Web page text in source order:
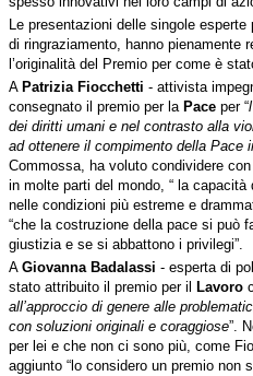
Le presentazioni delle singole
di ringraziamento, hanno pienamente
l’originalità del Premio per come è
A Patrizia Fiocchetti - attivista
consegnato il premio per la Pace per “
dei diritti umani e nel contrasto alla
ad ottenere il compimento della Pace
Commossa, ha voluto condividere
in molte parti del mondo, “ la
nelle condizioni più estreme e
“che la costruzione della pace si può
giustizia e se si abbattono i privilegi”.
A Giovanna Badalassi - esperta di
stato attribuito il premio per il Lavoro
all’approccio di genere alle
con soluzioni originali e coraggiose”.
per lei e che non ci sono più, come
aggiunto “lo considero un premio non